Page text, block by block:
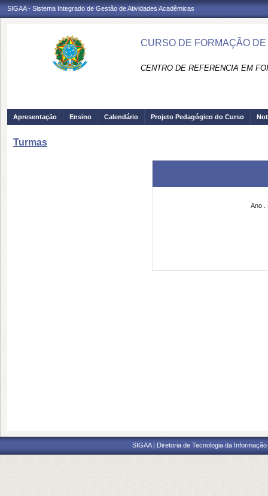
SIGAA - Sistema Integrado de Gestão de Atividades Acadêmicas
CURSO DE FORMAÇÃO
CENTRO DE REFERENCIA EM
Apresentação Ensino Calendário Projeto Pedagógico do Curso
Turmas
Ano
SIGAA | Diretoria de Tecnologia da